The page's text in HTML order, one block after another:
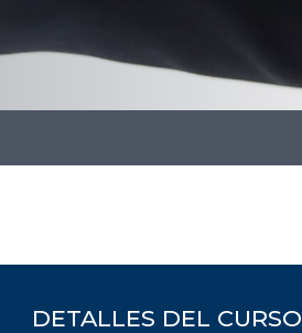
DETALLES DEL CURSO